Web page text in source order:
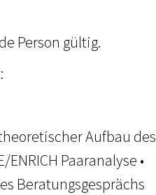
Person gültig.
Aufbau des
Paaranalyse •
Beratungsgesprächs